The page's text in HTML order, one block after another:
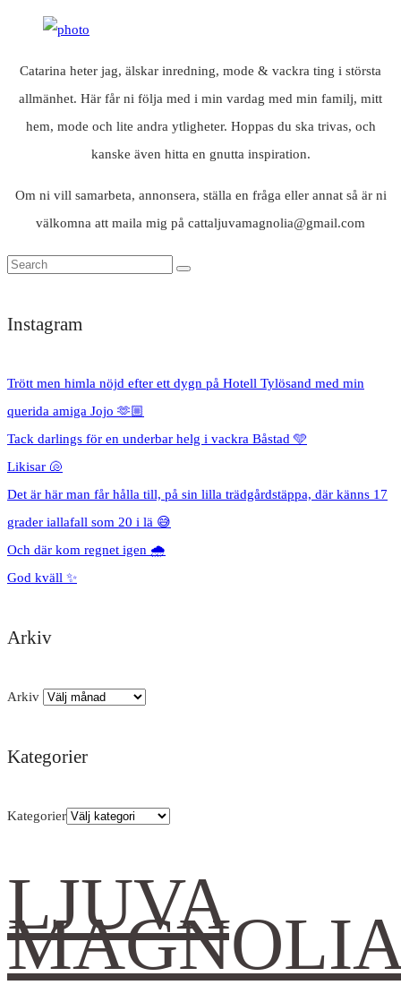
Catarina heter jag, älskar inredning, mode & vackra ting i största
allmänhet. Här får ni följa med i min vardag med min familj, mitt
hem, mode och lite andra ytligheter. Hoppas du ska trivas, och
kanske även hitta en gnutta inspiration.
Om ni vill samarbeta, annonsera, ställa en fråga eller annat så är ni
välkomna att maila mig på cattaljuvamagnolia@gmail.com
Instagram
Trött men himla nöjd efter ett dygn på Hotell Tylösand med min
querida amiga Jojo 🫶🏼
Tack darlings för en underbar helg i vackra Båstad 🩵
Likisar 🐚
Det är här man får hålla till, på sin lilla trädgårdstäppa, där känns 17
grader iallafall som 20 i lä 😅
Och där kom regnet igen 🌧️
God kväll ✨
Arkiv
Arkiv
Kategorier
Kategorier
LJUVA